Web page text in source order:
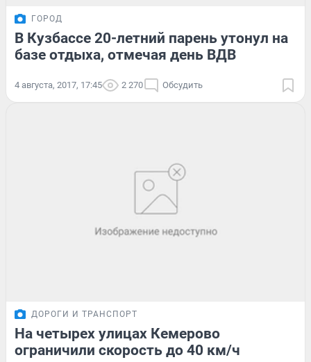
ГОРОД
В Кузбассе 20-летний парень утонул на
базе отдыха, отмечая день ВДВ
4 августа, 2017, 17:45 2 270 Обсудить
ДОРОГИ И ТРАНСПОРТ
На четырех улицах Кемерово
ограничили скорость до 40 км/ч